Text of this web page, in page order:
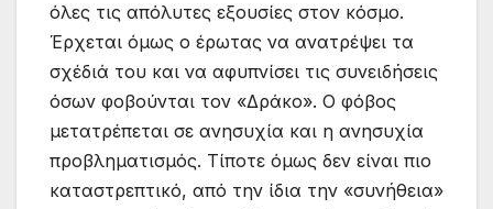
όλες τις απόλυτες εξουσίες στον κόσμο.
Έρχεται όμως ο έρωτας να ανατρέψει τα
σχέδιά του και να αφυπνίσει τις συνειδήσεις
όσων φοβούνται τον «Δράκο». Ο φόβος
μετατρέπεται σε ανησυχία και η ανησυχία
προβληματισμός. Τίποτε όμως δεν είναι πιο
καταστρεπτικό, από την ίδια την «συνήθεια»